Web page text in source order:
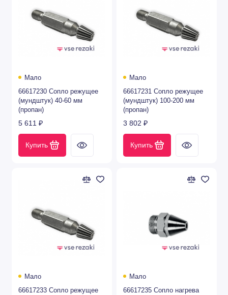
Мало
66617230 Сопло режущее
(мундштук) 40-60 мм
(пропан)
5 611 ₽
Купить
Мало
66617231 Сопло режущее
(мундштук) 100-200 мм
(пропан)
3 802 ₽
Купить
Мало
66617233 Сопло режущее
Мало
66617235 Сопло нагрева